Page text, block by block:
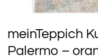
meinTeppich
Palermo –